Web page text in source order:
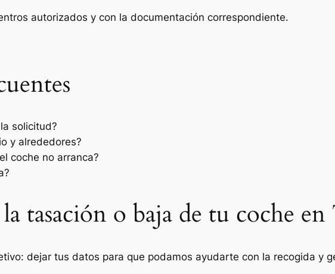
autorizados y con la documentación correspondiente.
solicitud?
y alrededores?
coche no arranca?
tasación o baja de tu coche
dejar tus datos para que podamos ayudarte con la recogida y